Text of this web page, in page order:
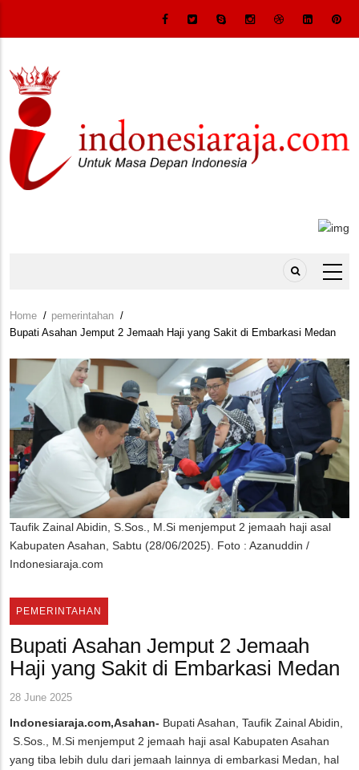
content
Breadcrumb
Home / pemerintahan /
Bupati Asahan Jemput 2 Jemaah Haji yang Sakit di Embarkasi Medan
Taufik Zainal Abidin, S.Sos., M.Si menjemput 2 jemaah haji asal
Kabupaten Asahan, Sabtu (28/06/2025). Foto : Azanuddin /
Indonesiaraja.com
PEMERINTAHAN
Bupati Asahan Jemput 2 Jemaah
Haji yang Sakit di Embarkasi Medan
28 June 2025
Indonesiaraja.com,Asahan- Bupati Asahan, Taufik Zainal Abidin,
S.Sos., M.Si menjemput 2 jemaah haji asal Kabupaten Asahan
yang tiba lebih dulu dari jemaah lainnya di embarkasi Medan, hal